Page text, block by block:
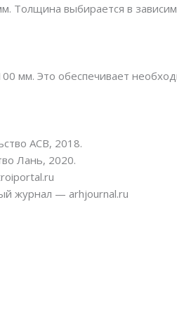
Толщина выбирается в
мм. Это обеспечивает
АСВ, 2018.
Лань, 2020.
журнал — arhjournal.ru